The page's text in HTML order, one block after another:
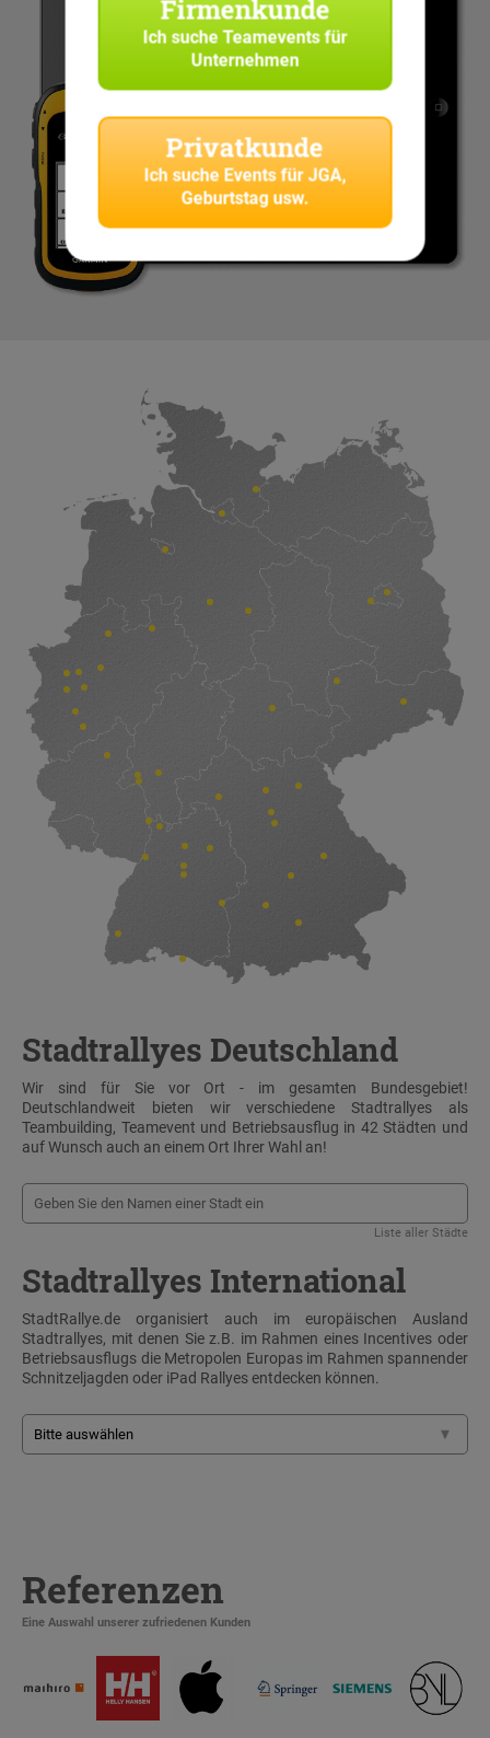
Stadtrallyes Deutschland
Wir sind für Sie vor Ort - im gesamten Bundesgebiet!
Deutschlandweit bieten wir verschiedene Stadtrallyes als
Teambuilding, Teamevent und Betriebsausflug in 42 Städten und
auf Wunsch auch an einem Ort Ihrer Wahl an!
Liste aller Städte
Stadtrallyes International
StadtRallye.de organisiert auch im europäischen Ausland
Stadtrallyes, mit denen Sie z.B. im Rahmen eines Incentives oder
Betriebsausflugs die Metropolen Europas im Rahmen spannender
Schnitzeljagden oder iPad Rallyes entdecken können.
Referenzen
Eine Auswahl unserer zufriedenen Kunden
Firmenkunde
Ich sucheTeamevents für
Unternehmen
Privatkunde
Ich suche Events für JGA,
Geburtstag usw.